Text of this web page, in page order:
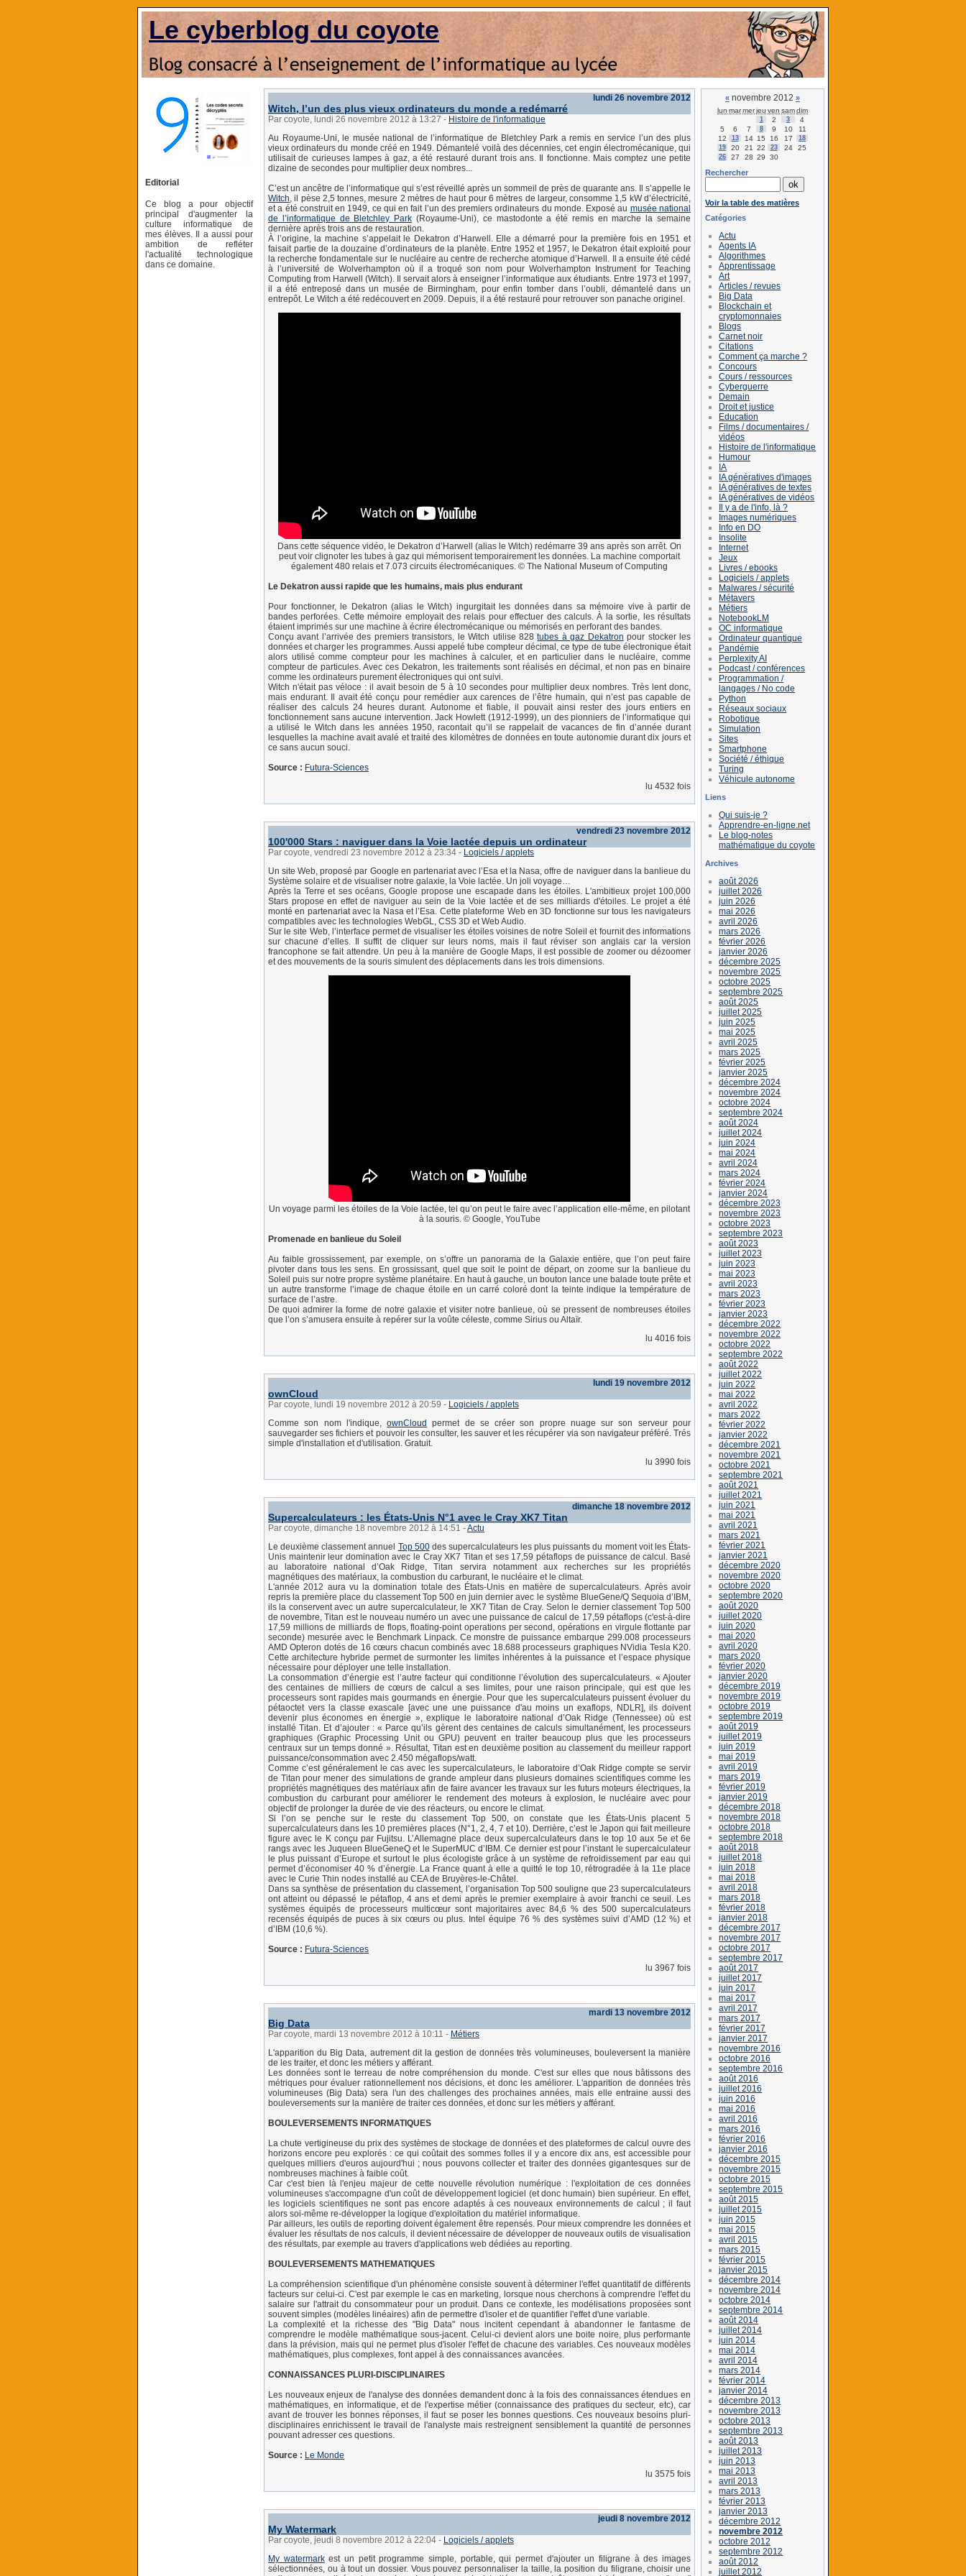
Le cyberblog du coyote
Editorial
Ce blog a pour objectif
principal d'augmenter la
culture informatique de
mes élèves. Il a aussi pour
ambition de refléter
l'actualité technologique
dans ce domaine.
lundi 26 novembre 2012
Witch, l’un des plus vieux ordinateurs du monde a redémarré
Par coyote, lundi 26 novembre 2012 à 13:27 - Histoire de l'informatique
Au Royaume-Uni, le musée national de l’informatique de Bletchley Park a remis en service l’un des plus
vieux ordinateurs du monde créé en 1949. Démantelé voilà des décennies, cet engin électromécanique, qui
utilisait de curieuses lampes à gaz, a été restauré durant trois ans. Il fonctionne. Mais comptez une petite
dizaine de secondes pour multiplier deux nombres...
C’est un ancêtre de l’informatique qui s’est réveillé après un sommeil de près de quarante ans. Il s’appelle le
Witch, il pèse 2,5 tonnes, mesure 2 mètres de haut pour 6 mètres de largeur, consomme 1,5 kW d’électricité,
et a été construit en 1949, ce qui en fait l’un des premiers ordinateurs du monde. Exposé au musée national
de l’informatique de Bletchley Park (Royaume-Uni), ce mastodonte a été remis en marche la semaine
dernière après trois ans de restauration.
À l’origine, la machine s’appelait le Dekatron d’Harwell. Elle a démarré pour la première fois en 1951 et
faisait partie de la douzaine d’ordinateurs de la planète. Entre 1952 et 1957, le Dekatron était exploité pour
la recherche fondamentale sur le nucléaire au centre de recherche atomique d’Harwell. Il a ensuite été cédé
à l’université de Wolverhampton où il a troqué son nom pour Wolverhampton Instrument for Teaching
Computing from Harwell (Witch). Il servait alors à enseigner l’informatique aux étudiants. Entre 1973 et 1997,
il a été entreposé dans un musée de Birmingham, pour enfin tomber dans l’oubli, démantelé dans un
entrepôt. Le Witch a été redécouvert en 2009. Depuis, il a été restauré pour retrouver son panache originel.
Dans cette séquence vidéo, le Dekatron d’Harwell (alias le Witch) redémarre 39 ans après son arrêt. On
peut voir clignoter les tubes à gaz qui mémorisent temporairement les données. La machine comportait
également 480 relais et 7.073 circuits électromécaniques. © The National Museum of Computing
Le Dekatron aussi rapide que les humains, mais plus endurant
Pour fonctionner, le Dekatron (alias le Witch) ingurgitait les données dans sa mémoire vive à partir de
bandes perforées. Cette mémoire employait des relais pour effectuer des calculs. À la sortie, les résultats
étaient imprimés sur une machine à écrire électromécanique ou mémorisés en perforant des bandes.
Conçu avant l’arrivée des premiers transistors, le Witch utilise 828tubes à gaz Dekatron pour stocker les
données et charger les programmes. Aussi appelé tube compteur décimal, ce type de tube électronique était
alors utilisé comme compteur pour les machines à calculer, et en particulier dans le nucléaire, comme
compteur de particules. Avec ces Dekatron, les traitements sont réalisés en décimal, et non pas en binaire
comme les ordinateurs purement électroniques qui ont suivi.
Witch n'était pas véloce : il avait besoin de 5 à 10 secondes pour multiplier deux nombres. Très lent donc,
mais endurant. Il avait été conçu pour remédier aux carences de l’être humain, qui n’est pas capable de
réaliser des calculs 24 heures durant. Autonome et fiable, il pouvait ainsi rester des jours entiers en
fonctionnement sans aucune intervention. Jack Howlett (1912-1999), un des pionniers de l’informatique qui
a utilisé le Witch dans les années 1950, racontait qu’il se rappelait de vacances de fin d’année durant
lesquelles la machine avait avalé et traité des kilomètres de données en toute autonomie durant dix jours et
ce sans aucun souci.
Source : Futura-Sciences
lu 4532 fois
vendredi 23 novembre 2012
100'000 Stars : naviguer dans la Voie lactée depuis un ordinateur
Par coyote, vendredi 23 novembre 2012 à 23:34 - Logiciels / applets
Un site Web, proposé par Google en partenariat avec l’Esa et la Nasa, offre de naviguer dans la banlieue du
Système solaire et de visualiser notre galaxie, la Voie lactée. Un joli voyage…
Après la Terre et ses océans, Google propose une escapade dans les étoiles. L'ambitieux projet 100,000
Stars propose en effet de naviguer au sein de la Voie lactée et de ses milliards d'étoiles. Le projet a été
monté en partenariat avec la Nasa et l’Esa. Cette plateforme Web en 3D fonctionne sur tous les navigateurs
compatibles avec les technologies WebGL, CSS 3D et Web Audio.
Sur le site Web, l’interface permet de visualiser les étoiles voisines de notre Soleil et fournit des informations
sur chacune d’elles. Il suffit de cliquer sur leurs noms, mais il faut réviser son anglais car la version
francophone se fait attendre. Un peu à la manière de Google Maps, il est possible de zoomer ou dézoomer
et des mouvements de la souris simulent des déplacements dans les trois dimensions.
Un voyage parmi les étoiles de la Voie lactée, tel qu’on peut le faire avec l’application elle-même, en pilotant
à la souris. © Google, YouTube
Promenade en banlieue du Soleil
Au faible grossissement, par exemple, on s’offre un panorama de la Galaxie entière, que l’on peut faire
pivoter dans tous les sens. En grossissant, quel que soit le point de départ, on zoome sur la banlieue du
Soleil puis sur notre propre système planétaire. En haut à gauche, un bouton lance une balade toute prête et
un autre transforme l’image de chaque étoile en un carré coloré dont la teinte indique la température de
surface de l’astre.
De quoi admirer la forme de notre galaxie et visiter notre banlieue, où se pressent de nombreuses étoiles
que l’on s’amusera ensuite à repérer sur la voûte céleste, comme Sirius ou Altaïr.
lu 4016 fois
lundi 19 novembre 2012
ownCloud
Par coyote, lundi 19 novembre 2012 à 20:59 - Logiciels / applets
Comme son nom l'indique,ownCloud
permet de se créer son propre nuage sur son serveur pour
sauvegarder ses fichiers et pouvoir les consulter, les sauver et les récupérer via son navigateur préféré. Trés
simple d'installation et d'utilisation. Gratuit.
lu 3990 fois
dimanche 18 novembre 2012
Supercalculateurs : les États-Unis N°1 avec le Cray XK7 Titan
Par coyote, dimanche 18 novembre 2012 à 14:51 -Actu
Le deuxième classement annuel Top 500des supercalculateurs les plus puissants du moment voit les États-
Unis maintenir leur domination avec le Cray XK7 Titan et ses 17,59 pétaflops de puissance de calcul. Basé
au laboratoire national d’Oak Ridge, Titan servira notamment aux recherches sur les propriétés
magnétiques des matériaux, la combustion du carburant, le nucléaire et le climat.
L'année 2012 aura vu la domination totale des États-Unis en matière de supercalculateurs. Après avoir
repris la première place du classement Top 500 en juin dernier avec le système BlueGene/Q Sequoia d’IBM,
ils la conservent avec un autre supercalculateur, le XK7 Titan de Cray. Selon le dernier classement Top 500
de novembre, Titan est le nouveau numéro un avec une puissance de calcul de 17,59 pétaflops (c'est-à-dire
17,59 millions de milliards de flops, floating-point operations per second, opérations en virgule flottante par
seconde) mesurée avec le Benchmark Linpack. Ce monstre de puissance embarque 299.008 processeurs
AMD Opteron dotés de 16 cœurs chacun combinés avec 18.688 processeurs graphiques NVidia Tesla K20.
Cette architecture hybride permet de surmonter les limites inhérentes à la puissance et l’espace physique
nécessaire pour déployer une telle installation.
La consommation d’énergie est l’autre facteur qui conditionne l’évolution des supercalculateurs. « Ajouter
des centaines de milliers de cœurs de calcul a ses limites, pour une raison principale, qui est que les
processeurs sont rapides mais gourmands en énergie. Pour que les supercalculateurs puissent évoluer du
pétaoctet vers la classe exascale [avec une une puissance d'au moins un exaflops, NDLR], ils doivent
devenir plus économes en énergie », explique le laboratoire national d’Oak Ridge (Tennessee) où est
installé Titan. Et d’ajouter : « Parce qu’ils gèrent des centaines de calculs simultanément, les processeurs
graphiques (Graphic Processing Unit ou GPU) peuvent en traiter beaucoup plus que les processeurs
centraux sur un temps donné ». Résultat, Titan est en deuxième position au classement du meilleur rapport
puissance/consommation avec 2.450 mégaflops/watt.
Comme c’est généralement le cas avec les supercalculateurs, le laboratoire d’Oak Ridge compte se servir
de Titan pour mener des simulations de grande ampleur dans plusieurs domaines scientifiques comme les
propriétés magnétiques des matériaux afin de faire avancer les travaux sur les futurs moteurs électriques, la
combustion du carburant pour améliorer le rendement des moteurs à explosion, le nucléaire avec pour
objectif de prolonger la durée de vie des réacteurs, ou encore le climat.
Si l’on se penche sur le reste du classement Top 500, on constate que les États-Unis placent 5
supercalculateurs dans les 10 premières places (N°1, 2, 4, 7 et 10). Derrière, c’est le Japon qui fait meilleure
figure avec le K conçu par Fujitsu. L’Allemagne place deux supercalculateurs dans le top 10 aux 5e et 6e
rangs avec les Juqueen BlueGeneQ et le SuperMUC d’IBM. Ce dernier est pour l’instant le supercalculateur
le plus puissant d’Europe et surtout le plus écologiste grâce à un système de refroidissement par eau qui
permet d’économiser 40 % d’énergie. La France quant à elle a quitté le top 10, rétrogradée à la 11e place
avec le Curie Thin nodes installé au CEA de Bruyères-le-Châtel.
Dans sa synthèse de présentation du classement, l’organisation Top 500 souligne que 23 supercalculateurs
ont atteint ou dépassé le pétaflop, 4 ans et demi après le premier exemplaire à avoir franchi ce seuil. Les
systèmes équipés de processeurs multicœur sont majoritaires avec 84,6 % des 500 supercalculateurs
recensés équipés de puces à six cœurs ou plus. Intel équipe 76 % des systèmes suivi d’AMD (12 %) et
d’IBM (10,6 %).
Source : Futura-Sciences
lu 3967 fois
mardi 13 novembre 2012
Big Data
Par coyote, mardi 13 novembre 2012 à 10:11 - Métiers
L'apparition du Big Data, autrement dit la gestion de données très volumineuses, bouleversent la manière
de les traiter, et donc les métiers y afférant.
Les données sont le terreau de notre compréhension du monde. C'est sur elles que nous bâtissons des
métriques pour évaluer rationnellement nos décisions, et donc les améliorer. L'apparition de données très
volumineuses (Big Data) sera l'un des challenges des prochaines années, mais elle entraine aussi des
bouleversements sur la manière de traiter ces données, et donc sur les métiers y afférant.
BOULEVERSEMENTS INFORMATIQUES
La chute vertigineuse du prix des systèmes de stockage de données et des plateformes de calcul ouvre des
horizons encore peu explorés : ce qui coûtait des sommes folles il y a encore dix ans, est accessible pour
quelques milliers d'euros aujourd'hui ; nous pouvons collecter et traiter des données gigantesques sur de
nombreuses machines à faible coût.
Car c'est bien là l'enjeu majeur de cette nouvelle révolution numérique : l'exploitation de ces données
volumineuses s'accompagne d'un coût de développement logiciel (et donc humain) bien supérieur. En effet,
les logiciels scientifiques ne sont pas encore adaptés à ces nouveaux environnements de calcul ; il faut
alors soi-même re-développer la logique d'exploitation du matériel informatique.
Par ailleurs, les outils de reporting doivent également être repensés. Pour mieux comprendre les données et
évaluer les résultats de nos calculs, il devient nécessaire de développer de nouveaux outils de visualisation
des résultats, par exemple au travers d'applications web dédiées au reporting.
BOULEVERSEMENTS MATHEMATIQUES
La compréhension scientifique d'un phénomène consiste souvent à déterminer l'effet quantitatif de différents
facteurs sur celui-ci. C'est par exemple le cas en marketing, lorsque nous cherchons à comprendre l'effet du
salaire sur l'attrait du consommateur pour un produit. Dans ce contexte, les modélisations proposées sont
souvent simples (modèles linéaires) afin de permettre d'isoler et de quantifier l'effet d'une variable.
La complexité et la richesse des "Big Data" nous incitent cependant à abandonner le fantasme de
comprendre le modèle mathématique sous-jacent. Celui-ci devient alors une boite noire, plus performante
dans la prévision, mais qui ne permet plus d'isoler l'effet de chacune des variables. Ces nouveaux modèles
mathématiques, plus complexes, font appel à des connaissances avancées.
CONNAISSANCES PLURI-DISCIPLINAIRES
Les nouveaux enjeux de l'analyse des données demandent donc à la fois des connaissances étendues en
mathématiques, en informatique, et de l'expertise métier (connaissance des pratiques du secteur, etc), car
avant de trouver les bonnes réponses, il faut se poser les bonnes questions. Ces nouveaux besoins pluri-
disciplinaires enrichissent le travail de l'analyste mais restreignent sensiblement la quantité de personnes
pouvant adresser ces questions.
Source : Le Monde
lu 3575 fois
jeudi 8 novembre 2012
My Watermark
Par coyote, jeudi 8 novembre 2012 à 22:04 - Logiciels / applets
My watermarkest un petit programme simple, portable, qui permet d'ajouter un filigrane à des images
sélectionnées, ou à tout un dossier. Vous pouvez personnaliser la taille, la position du filigrane, choisir une
« novembre 2012 »
lun marmerjeu ven samdim
1 2 3
4
5
6 7 8 9 10
11
12
13 14 15 16 17
18
19
20 21 22 23 24 25
26 27 28 29 30
Rechercher
Voir la table des matières
Catégories
Actu
Agents IA
Algorithmes
Apprentissage
Art
Articles / revues
Big Data
Blockchain et
cryptomonnaies
Blogs
Carnet noir
Citations
Comment ça marche ?
Concours
Cours / ressources
Cyberguerre
Demain
Droit et justice
Education
Films / documentaires /
vidéos
Histoire de l'informatique
Humour
IA
IA génératives d'images
IA génératives de textes
IA génératives de vidéos
Il y a de l'info, là ?
Images numériques
Info en DO
Insolite
Internet
Jeux
Livres / ebooks
Logiciels / applets
Malwares / sécurité
Métavers
Métiers
NotebookLM
OC informatique
Ordinateur quantique
Pandémie
Perplexity AI
Podcast / conférences
Programmation /
langages / No code
Python
Réseaux sociaux
Robotique
Simulation
Sites
Smartphone
Société / éthique
Turing
Véhicule autonome
Liens
Qui suis-je ?
Apprendre-en-ligne.net
Le blog-notes
mathématique du coyote
Archives
août 2026
juillet 2026
juin 2026
mai 2026
avril 2026
mars 2026
février 2026
janvier 2026
décembre 2025
novembre 2025
octobre 2025
septembre 2025
août 2025
juillet 2025
juin 2025
mai 2025
avril 2025
mars 2025
février 2025
janvier 2025
décembre 2024
novembre 2024
octobre 2024
septembre 2024
août 2024
juillet 2024
juin 2024
mai 2024
avril 2024
mars 2024
février 2024
janvier 2024
décembre 2023
novembre 2023
octobre 2023
septembre 2023
août 2023
juillet 2023
juin 2023
mai 2023
avril 2023
mars 2023
février 2023
janvier 2023
décembre 2022
novembre 2022
octobre 2022
septembre 2022
août 2022
juillet 2022
juin 2022
mai 2022
avril 2022
mars 2022
février 2022
janvier 2022
décembre 2021
novembre 2021
octobre 2021
septembre 2021
août 2021
juillet 2021
juin 2021
mai 2021
avril 2021
mars 2021
février 2021
janvier 2021
décembre 2020
novembre 2020
octobre 2020
septembre 2020
août 2020
juillet 2020
juin 2020
mai 2020
avril 2020
mars 2020
février 2020
janvier 2020
décembre 2019
novembre 2019
octobre 2019
septembre 2019
août 2019
juillet 2019
juin 2019
mai 2019
avril 2019
mars 2019
février 2019
janvier 2019
décembre 2018
novembre 2018
octobre 2018
septembre 2018
août 2018
juillet 2018
juin 2018
mai 2018
avril 2018
mars 2018
février 2018
janvier 2018
décembre 2017
novembre 2017
octobre 2017
septembre 2017
août 2017
juillet 2017
juin 2017
mai 2017
avril 2017
mars 2017
février 2017
janvier 2017
novembre 2016
octobre 2016
septembre 2016
août 2016
juillet 2016
juin 2016
mai 2016
avril 2016
mars 2016
février 2016
janvier 2016
décembre 2015
novembre 2015
octobre 2015
septembre 2015
août 2015
juillet 2015
juin 2015
mai 2015
avril 2015
mars 2015
février 2015
janvier 2015
décembre 2014
novembre 2014
octobre 2014
septembre 2014
août 2014
juillet 2014
juin 2014
mai 2014
avril 2014
mars 2014
février 2014
janvier 2014
décembre 2013
novembre 2013
octobre 2013
septembre 2013
août 2013
juillet 2013
juin 2013
mai 2013
avril 2013
mars 2013
février 2013
janvier 2013
décembre 2012
novembre 2012
octobre 2012
septembre 2012
août 2012
juillet 2012